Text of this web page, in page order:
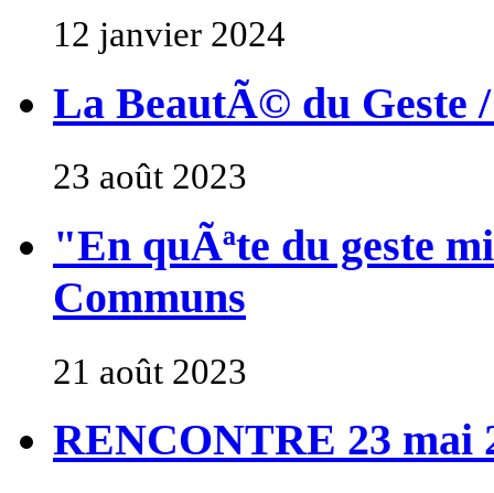
12 janvier 2024
La BeautÃ© du Geste
23 août 2023
"En quÃªte du geste
Communs
21 août 2023
RENCONTRE 23 mai